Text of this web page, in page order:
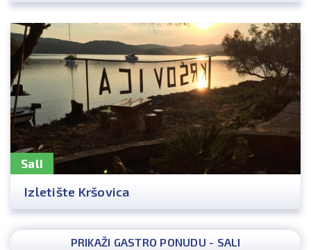
Sali
Izletište Kršovica
PRIKAŽI GASTRO PONUDU - SALI